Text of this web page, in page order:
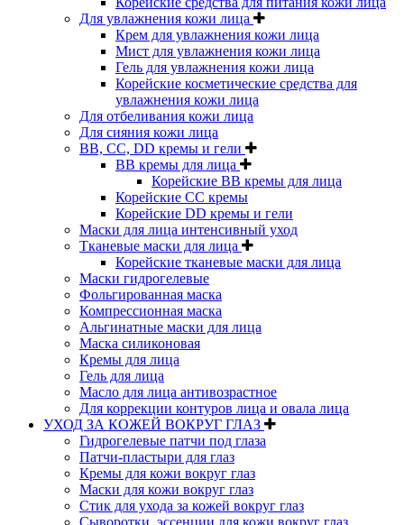
Для увлажнения кожи лица
Крем для увлажнения кожи лица
Мист для увлажнения кожи лица
Гель для увлажнения кожи лица
Корейские косметические средства для
увлажнения кожи лица
Для отбеливания кожи лица
Для сияния кожи лица
BB, CC, DD кремы и гели
BB кремы для лица
Корейские BB кремы для лица
Корейские CC кремы
Корейские DD кремы и гели
Маски для лица интенсивный уход
Тканевые маски для лица
Корейские тканевые маски для лица
Маски гидрогелевые
Фольгированная маска
Компрессионная маска
Альгинатные маски для лица
Маска силиконовая
Кремы для лица
Гель для лица
Масло для лица антивозрастное
Для коррекции контуров лица и овала лица
УХОД ЗА КОЖЕЙ ВОКРУГ ГЛАЗ
Гидрогелевые патчи под глаза
Патчи-пластыри для глаз
Кремы для кожи вокруг глаз
Маски для кожи вокруг глаз
Стик для ухода за кожей вокруг глаз
Сыворотки, эссенции для кожи вокруг глаз